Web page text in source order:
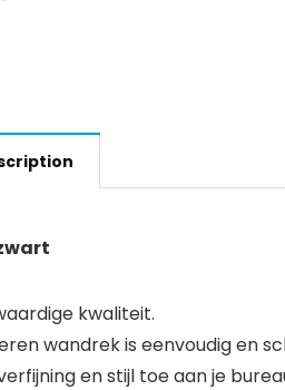
kwaliteit.
wandrek is eenvoudig en
en stijl toe aan je